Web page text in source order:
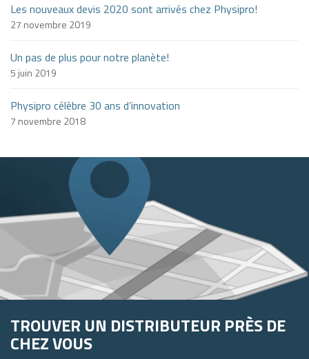
Les nouveaux devis 2020 sont arrivés chez Physipro!
27 novembre 2019
Un pas de plus pour notre planète!
5 juin 2019
Physipro célèbre 30 ans d’innovation
7 novembre 2018
TROUVER UN DISTRIBUTEUR PRÈS DE
CHEZ VOUS